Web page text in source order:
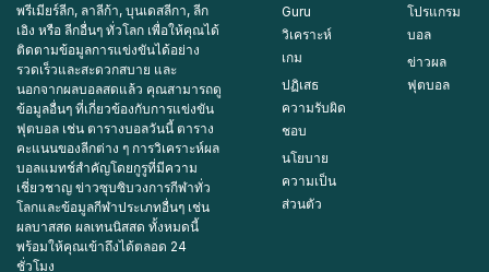
พรีเมียร์ลีก, ลาลีก้า, บุนเดสลีกา, ลีก
เอิง หรือ ลีกอื่นๆ ทั่วโลก เพื่อให้คุณได้
ติดตามข้อมูลการแข่งขันได้อย่าง
รวดเร็วและสะดวกสบาย และ
นอกจากผลบอลสดแล้ว คุณสามารถดู
ข้อมูลอื่นๆ ที่เกี่ยวข้องกับการแข่งขัน
ฟุตบอล เช่น ตารางบอลวันนี้ ตาราง
คะแนนของลีกต่าง ๆ การวิเคราะห์ผล
บอลแมทช์สำคัญโดยกูรูที่มีความ
เชี่ยวชาญ ข่าวซุบซิบวงการกีฬาทั่ว
โลกและข้อมูลกีฬาประเภทอื่นๆ เช่น
ผลบาสสด ผลเทนนิสสด ทั้งหมดนี้
พร้อมให้คุณเข้าถึงได้ตลอด 24
ชั่วโมง
Guru
วิเคราะห์
เกม
ปฏิเสธ
ความรับผิด
ชอบ
นโยบาย
ความเป็น
ส่วนตัว
โปรแกรม
บอล
ข่าวผล
ฟุตบอล